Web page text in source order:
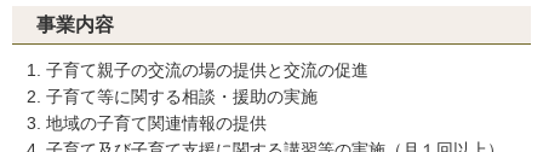
事業内容
子育て親子の交流の場の提供と交流の促進
子育て等に関する相談・援助の実施
地域の子育て関連情報の提供